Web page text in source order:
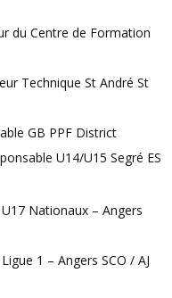
du Centre de Formation
Technique St André St
GB PPF District
U14/U15 Segré ES
Nationaux – Angers
1 – Angers SCO / AJ